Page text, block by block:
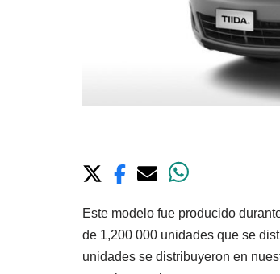
Este modelo fue producido
de 1,200 000 unidades que se
unidades se distribuyeron en